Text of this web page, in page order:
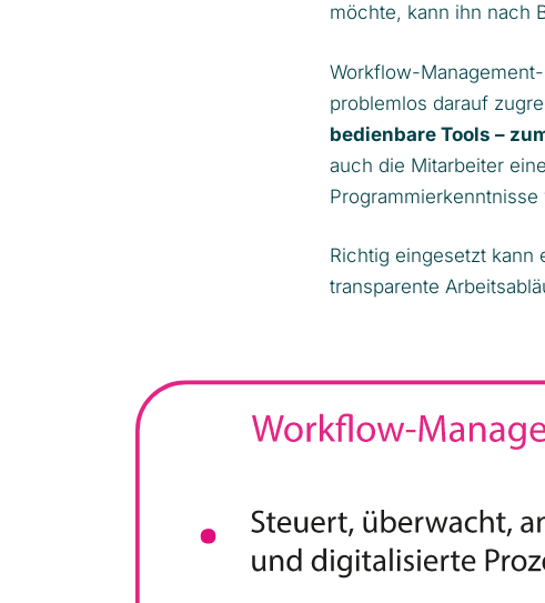
möchte, kann ihn nach
Workflow-
problemlos darauf
bedienbare Tools –
auch die Mitarbeiter
Programmierkenntnisse
Richtig eingesetzt kann
transparente